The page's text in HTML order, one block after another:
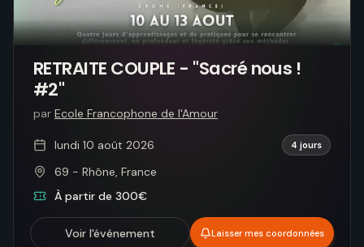
RETRAITE COUPLE - "Sacré nous !
#2"
par Ecole Francophone de l'Amour
lundi 10 août 2026 4 jours
69 - Rhône, France
À partir de 300€
Voir l'événement Laisser mes coordonnées